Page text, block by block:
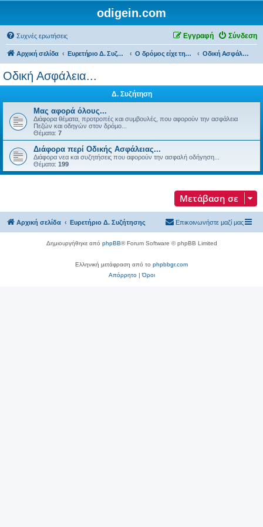
odigein.com
Συχνές ερωτήσεις Σύνδεση
Εγγραφή
Αρχική σελίδα Ευρετήριο Δ. Συζήτησης Ο δρόμος είχε την δική του Ιστορία... Οδική Ασφάλεια...
Οδική Ασφάλεια...
Δ. Συζήτηση
Μας αφορά όλους...
Διάφορα θέματα, προτροπές και συμβουλές, που αφορούν την ασφάλεια
Πεζών και οδηγών στον δρόμο...
Θέματα: 7
Διάφορα περί Οδικής Ασφάλειας...
Διάφορα νεα και συζητήσεις που αφορούν την ασφαλή οδήγηση...
Θέματα: 199
Μετάβαση σε
Αρχική σελίδα Ευρετήριο Δ. Συζήτησης Επικοινωνήστε μαζί μας
Δημιουργήθηκε από phpBB® Forum Software © phpBB Limited
Ελληνική μετάφραση από το phpbbgr.com
Απόρρητο|Όροι